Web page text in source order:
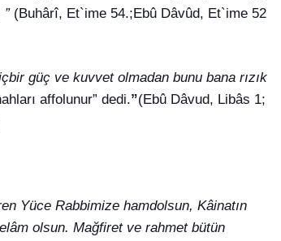
(Buhârî, Et`ime 54.;Ebû Dâvûd, Et`ime 52
güç ve kuvvet olmadan bunu bana rızık
affolunur” dedi.”(Ebû Dâvud, Libâs 1;
Yüce Rabbimize hamdolsun, Kâinatın
olsun. Mağfiret ve rahmet bütün